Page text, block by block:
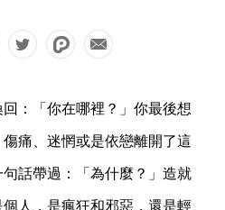
：「你在哪裡？」你最後想
痛、迷惘或是依戀離開了這
話帶過：「為什麼？」造就
人，是瘋狂和邪惡，還是輕